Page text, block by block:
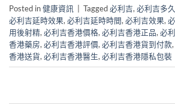
Posted in健康資訊 Tagged必利吉, 必利吉多
必利吉延時效果, 必利吉延時時間, 必利吉效果,
用後射精, 必利吉香港價格, 必利吉香港正品, 必
香港藥房, 必利吉香港評價, 必利吉香港貨到付款,
香港送貨, 必利吉香港醫生, 必利吉香港隱私包裝